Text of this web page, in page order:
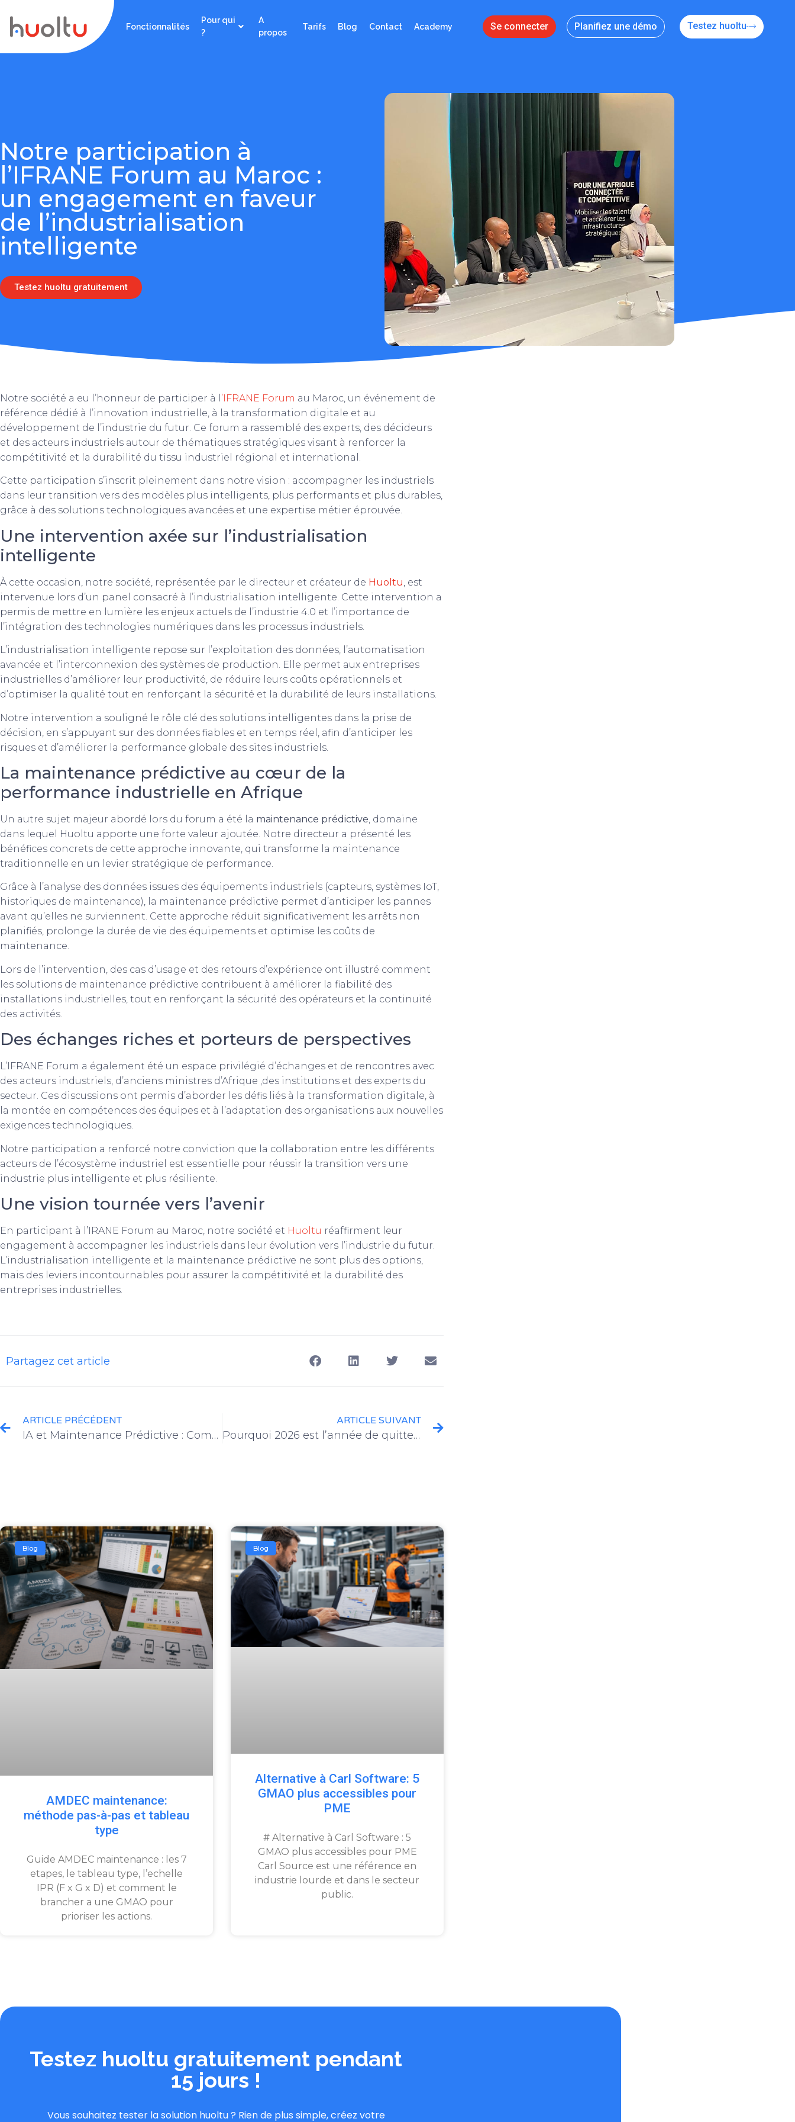
Fonctionnalités
Pour qui
?
A
propos
Tarifs Blog Contact Academy Se connecter Planifiez une démo Testez huoltu
Notre participation à
l’IFRANE Forum au Maroc :
un engagement en faveur
de l’industrialisation
intelligente
Testez huoltu gratuitement
Notre société a eu l’honneur de participer à l ’IFRANE Forum au Maroc, un événement de
référence dédié à l’innovation industrielle, à la transformation digitale et au
développement de l’industrie du futur. Ce forum a rassemblé des experts, des décideurs
et des acteurs industriels autour de thématiques stratégiques visant à renforcer la
compétitivité et la durabilité du tissu industriel régional et international.
Cette participation s’inscrit pleinement dans notre vision : accompagner les industriels
dans leur transition vers des modèles plus intelligents, plus performants et plus durables,
grâce à des solutions technologiques avancées et une expertise métier éprouvée.
Une intervention axée sur l’industrialisation
intelligente
À cette occasion, notre société, représentée par le directeur et créateur de Huoltu , est
intervenue lors d’un panel consacré à l’industrialisation intelligente. Cette intervention a
permis de mettre en lumière les enjeux actuels de l’industrie 4.0 et l’importance de
l’intégration des technologies numériques dans les processus industriels.
L’industrialisation intelligente repose sur l’exploitation des données, l’automatisation
avancée et l’interconnexion des systèmes de production. Elle permet aux entreprises
industrielles d’améliorer leur productivité, de réduire leurs coûts opérationnels et
d’optimiser la qualité tout en renforçant la sécurité et la durabilité de leurs installations.
Notre intervention a souligné le rôle clé des solutions intelligentes dans la prise de
décision, en s’appuyant sur des données fiables et en temps réel, afin d’anticiper les
risques et d’améliorer la performance globale des sites industriels.
La maintenance prédictive au cœur de la
performance industrielle en Afrique
Un autre sujet majeur abordé lors du forum a été la maintenance prédictive, domaine
dans lequel Huoltu apporte une forte valeur ajoutée. Notre directeur a présenté les
bénéfices concrets de cette approche innovante, qui transforme la maintenance
traditionnelle en un levier stratégique de performance.
Grâce à l’analyse des données issues des équipements industriels (capteurs, systèmes IoT,
historiques de maintenance), la maintenance prédictive permet d’anticiper les pannes
avant qu’elles ne surviennent. Cette approche réduit significativement les arrêts non
planifiés, prolonge la durée de vie des équipements et optimise les coûts de
maintenance.
Lors de l’intervention, des cas d’usage et des retours d’expérience ont illustré comment
les solutions de maintenance prédictive contribuent à améliorer la fiabilité des
installations industrielles, tout en renforçant la sécurité des opérateurs et la continuité
des activités.
Des échanges riches et porteurs de perspectives
L’IFRANE Forum a également été un espace privilégié d’échanges et de rencontres avec
des acteurs industriels, d’anciens ministres d’Afrique ,des institutions et des experts du
secteur. Ces discussions ont permis d’aborder les défis liés à la transformation digitale, à
la montée en compétences des équipes et à l’adaptation des organisations aux nouvelles
exigences technologiques.
Notre participation a renforcé notre conviction que la collaboration entre les différents
acteurs de l’écosystème industriel est essentielle pour réussir la transition vers une
industrie plus intelligente et plus résiliente.
Une vision tournée vers l’avenir
En participant à l’IRANE Forum au Maroc, notre société et Huoltu réaffirment leur
engagement à accompagner les industriels dans leur évolution vers l’industrie du futur.
L’industrialisation intelligente et la maintenance prédictive ne sont plus des options,
mais des leviers incontournables pour assurer la compétitivité et la durabilité des
entreprises industrielles.
Partagez cet article
ARTICLE PRÉCÉDENT
IA et Maintenance Prédictive : Comment l’Intelligence Artificielle Révolutionne la GMAO avec Huoltu
ARTICLE SUIVANT
Pourquoi 2026 est l’année de quitter Excel pour une vraie GMAO
Blog
AMDEC maintenance:
méthode pas-à-pas et tableau
type
Guide AMDEC maintenance : les 7
etapes, le tableau type, l’echelle
IPR (F x G x D) et comment le
brancher a une GMAO pour
prioriser les actions.
Blog
Alternative à Carl Software: 5
GMAO plus accessibles pour
PME
# Alternative à Carl Software : 5
GMAO plus accessibles pour PME
Carl Source est une référence en
industrie lourde et dans le secteur
public.
Testez huoltu gratuitement pendant
15 jours !
Vous souhaitez tester la solution huoltu ? Rien de plus simple, créez votre